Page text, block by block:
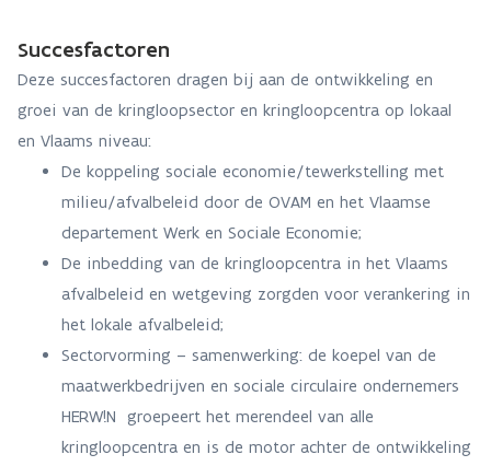
Succesfactoren
Deze succesfactoren dragen bij aan de ontwikkeling en
groei van de kringloopsector en kringloopcentra op lokaal
en Vlaams niveau:
De koppeling sociale economie/tewerkstelling met
milieu/afvalbeleid door de OVAM en het Vlaamse
departement Werk en Sociale Economie;
De inbedding van de kringloopcentra in het Vlaams
afvalbeleid en wetgeving zorgden voor verankering in
het lokale afvalbeleid;
Sectorvorming – samenwerking: de koepel van de
maatwerkbedrijven en sociale circulaire ondernemers
HERW!N groepeert het merendeel van alle
kringloopcentra en is de motor achter de ontwikkeling